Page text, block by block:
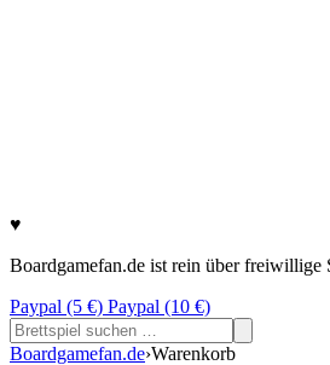
♥
Boardgamefan.de ist rein über freiwillige
Paypal (5 €) Paypal (10 €)
Suchen
nach:
Boardgamefan.de›Warenkorb